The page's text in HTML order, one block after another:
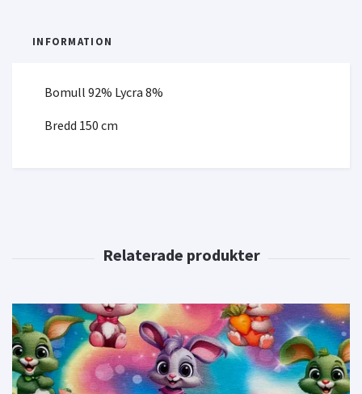
INFORMATION
Bomull 92% Lycra 8%
Bredd 150 cm